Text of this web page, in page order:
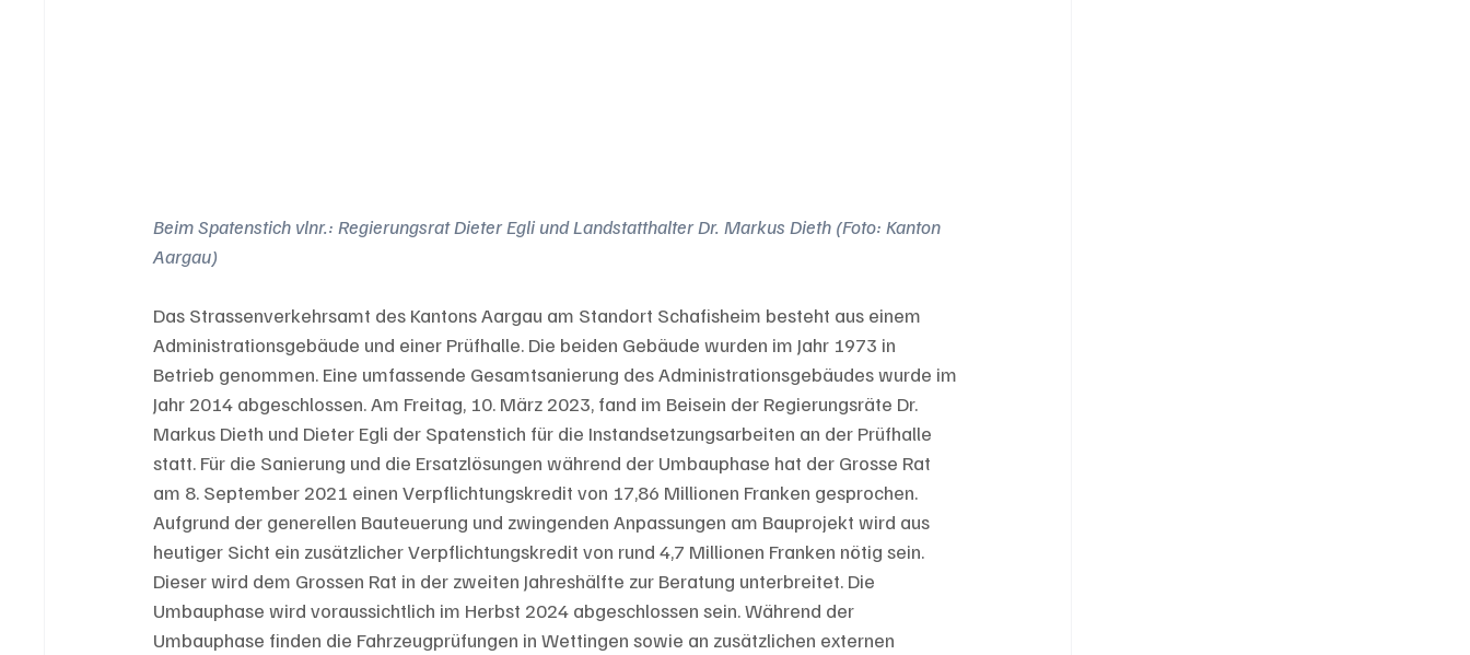
Beim Spatenstich vlnr.: Regierungsrat Dieter Egli und Landstatthalter Dr. Markus Dieth (Foto: Kanton
Aargau)
Das Strassenverkehrsamt des Kantons Aargau am Standort Schafisheim besteht aus einem
Administrationsgebäude und einer Prüfhalle. Die beiden Gebäude wurden im Jahr 1973 in
Betrieb genommen. Eine umfassende Gesamtsanierung des Administrationsgebäudes wurde im
Jahr 2014 abgeschlossen. Am Freitag, 10. März 2023, fand im Beisein der Regierungsräte Dr.
Markus Dieth und Dieter Egli der Spatenstich für die Instandsetzungsarbeiten an der Prüfhalle
statt. Für die Sanierung und die Ersatzlösungen während der Umbauphase hat der Grosse Rat
am 8. September 2021 einen Verpflichtungskredit von 17,86 Millionen Franken gesprochen.
Aufgrund der generellen Bauteuerung und zwingenden Anpassungen am Bauprojekt wird aus
heutiger Sicht ein zusätzlicher Verpflichtungskredit von rund 4,7 Millionen Franken nötig sein.
Dieser wird dem Grossen Rat in der zweiten Jahreshälfte zur Beratung unterbreitet. Die
Umbauphase wird voraussichtlich im Herbst 2024 abgeschlossen sein. Während der
Umbauphase finden die Fahrzeugprüfungen in Wettingen sowie an zusätzlichen externen